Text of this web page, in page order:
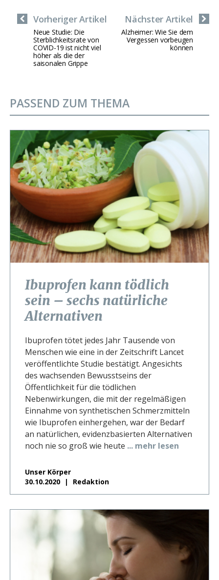
Nächster Artikel
Alzheimer: Wie Sie dem
Vergessen vorbeugen
können
Vorheriger Artikel
Neue Studie: Die
Sterblichkeitsrate von
COVID-19 ist nicht viel
höher als die der
saisonalen Grippe
PASSEND ZUM THEMA
Ibuprofen kann tödlich
sein – sechs natürliche
Alternativen
Ibuprofen tötet jedes Jahr Tausende von
Menschen wie eine in der Zeitschrift Lancet
veröffentlichte Studie bestätigt. Angesichts
des wachsenden Bewusstseins der
Öffentlichkeit für die tödlichen
Nebenwirkungen, die mit der regelmäßigen
Einnahme von synthetischen Schmerzmitteln
wie Ibuprofen einhergehen, war der Bedarf
an natürlichen, evidenzbasierten Alternativen
noch nie so groß wie heute ... mehr lesen
Unser Körper
30.10.2020
Redaktion